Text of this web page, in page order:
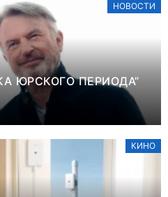
НОВОСТИ
ЮРСКОГО ПЕРИОДА”
КИНО